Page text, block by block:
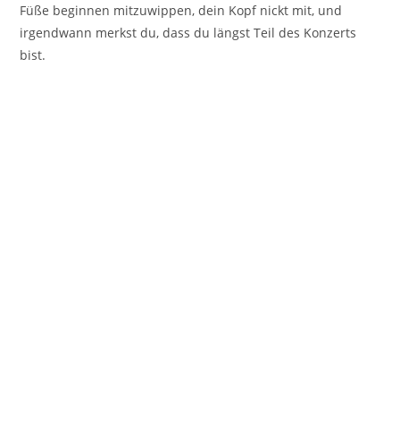
Füße beginnen mitzuwippen, dein Kopf nickt mit, und
irgendwann merkst du, dass du längst Teil des Konzerts
bist.